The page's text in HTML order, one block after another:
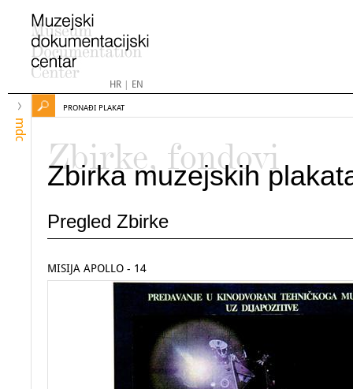
HR| EN
mdc
PRONAĐI PLAKAT
Zbirke, fondovi
Zbirka muzejskih
Pregled Zbirke
MISIJA APOLLO - 14